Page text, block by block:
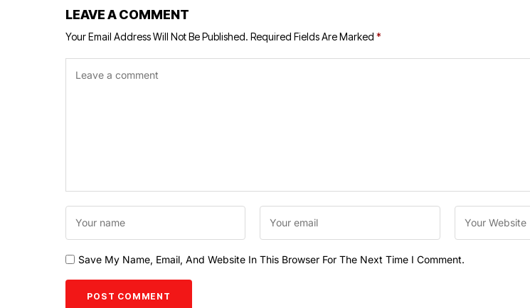
LEAVE A COMMENT
Your Email Address Will Not Be Published. Required Fields Are Marked *
Save My Name, Email, And Website In This Browser For The Next Time I Comment.